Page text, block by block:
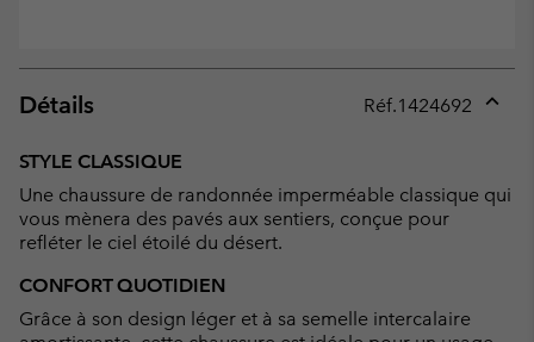
Détails Réf.1424692
STYLE CLASSIQUE
Une chaussure de randonnée imperméable classique qui
vous mènera des pavés aux sentiers, conçue pour
refléter le ciel étoilé du désert.
CONFORT QUOTIDIEN
Grâce à son design léger et à sa semelle intercalaire